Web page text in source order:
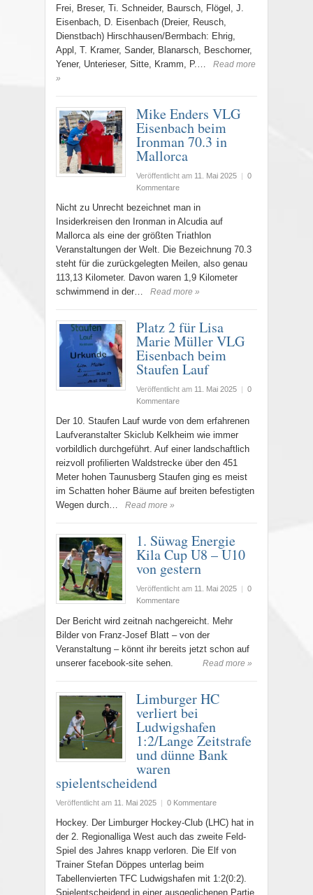
Frei, Breser, Ti. Schneider, Baursch, Flögel, J.
Eisenbach, D. Eisenbach (Dreier, Reusch,
Dienstbach) Hirschhausen/Bermbach: Ehrig,
Appl, T. Kramer, Sander, Blanarsch, Beschorner,
Yener, Unterieser, Sitte, Kramm, P.…
Read more
»
Mike Enders VLG
Eisenbach beim
Ironman 70.3 in
Mallorca
Veröffentlicht am 11. Mai 2025 | 0
Kommentare
Nicht zu Unrecht bezeichnet man in
Insiderkreisen den Ironman in Alcudia auf
Mallorca als eine der größten Triathlon
Veranstaltungen der Welt. Die Bezeichnung 70.3
steht für die zurückgelegten Meilen, also genau
113,13 Kilometer. Davon waren 1,9 Kilometer
schwimmend in der…
Read more »
Platz 2 für Lisa
Marie Müller VLG
Eisenbach beim
Staufen Lauf
Veröffentlicht am 11. Mai 2025 | 0
Kommentare
Der 10. Staufen Lauf wurde von dem erfahrenen
Laufveranstalter Skiclub Kelkheim wie immer
vorbildlich durchgeführt. Auf einer landschaftlich
reizvoll profilierten Waldstrecke über den 451
Meter hohen Taunusberg Staufen ging es meist
im Schatten hoher Bäume auf breiten befestigten
Wegen durch…
Read more »
1. Süwag Energie
Kila Cup U8 – U10
von gestern
Veröffentlicht am 11. Mai 2025 | 0
Kommentare
Der Bericht wird zeitnah nachgereicht. Mehr
Bilder von Franz-Josef Blatt – von der
Veranstaltung – könnt ihr bereits jetzt schon auf
unserer facebook-site sehen.
Read more »
Limburger HC
verliert bei
Ludwigshafen
1:2/Lange Zeitstrafe
und dünne Bank
waren
spielentscheidend
Veröffentlicht am 11. Mai 2025 | 0 Kommentare
Hockey. Der Limburger Hockey-Club (LHC) hat in
der 2. Regionalliga West auch das zweite Feld-
Spiel des Jahres knapp verloren. Die Elf von
Trainer Stefan Döppes unterlag beim
Tabellenvierten TFC Ludwigshafen mit 1:2(0:2).
Spielentscheidend in einer ausgeglichenen Partie